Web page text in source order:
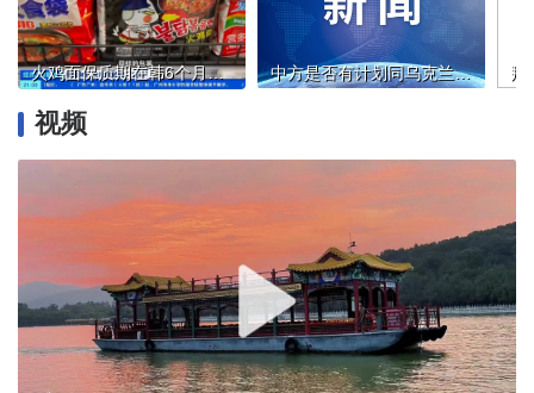
火鸡面保质期在韩6个月在华变一年，韩国三养公司回应 中方是否有计划同乌克兰领导人通话？外交部回应！
视频